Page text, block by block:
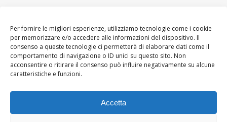
Per fornire le migliori esperienze, utilizziamo tecnologie come i cookie
per memorizzare e/o accedere alle informazioni del dispositivo. Il
consenso a queste tecnologie ci permetterà di elaborare dati come il
comportamento di navigazione o ID unici su questo sito. Non
acconsentire o ritirare il consenso può influire negativamente su alcune
caratteristiche e funzioni.
Accetta